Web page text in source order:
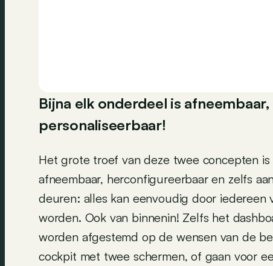
Bijna elk onderdeel is
personaliseerbaar!
Het grote troef van deze twee concepten
afneembaar, herconfigureerbaar en zelfs
deuren: alles kan eenvoudig door
worden. Ook van binnenin! Zelfs het
worden afgestemd op de wensen van de
cockpit met twee schermen, of gaan voor